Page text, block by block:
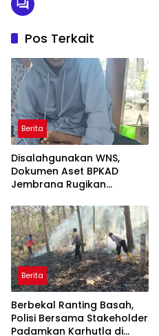
Pos Terkait
Berita
Disalahgunakan WNS,
Dokumen Aset BPKAD
Jembrana Rugikan
Berita
Berbekal Ranting Basah,
Polisi Bersama Stakeholder
Padamkan Karhutla di